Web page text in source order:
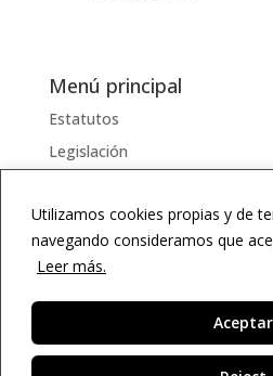
Utilizamos cookies propias y de
navegando consideramos que
Leer más.
Aceptar
Menú principal
Estatutos
Legislación
Documentos
Enlaces
Diccionario